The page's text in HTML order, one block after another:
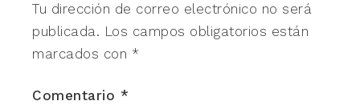
Tu dirección de correo electrónico no será
publicada. Los campos obligatorios están
marcados con *
Comentario *